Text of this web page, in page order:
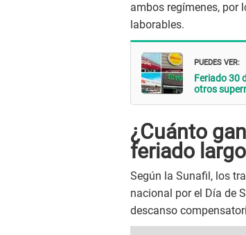
ambos regímenes, por
laborables.
PUEDES VER:
Feriado 30
otros
¿Cuánto
feriado
Según la Sunafil, los
nacional por el Día de
descanso